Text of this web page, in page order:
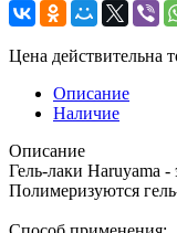
Цена действительна
Описание
Наличие
Описание
Гель-лаки Haruyama
Полимеризуются